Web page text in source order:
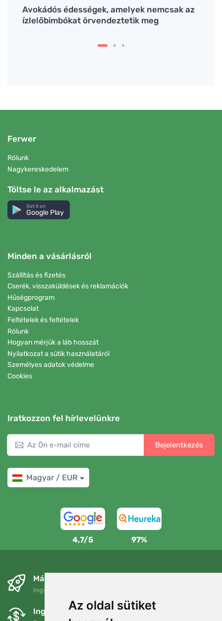
Az oldal sütiket
Avokádós édességek, amelyek nemcsak az
ízlelőbimbókat örvendeztetik meg
Ferwer
Rólunk
Nagykereskedelem
Töltse le az alkalmazást
Get it on
Google Play
Minden a vásárlásról
Szállítás és fizetés
Cserék, visszaküldések és reklamációk
Hűségprogram
Kapcsolat
Feltételek és feltételek
Rólunk
Hogyan mérjük a láb hosszát
Nyilatkozat a sütik használatáról
Személyes adatok védelme
Cookies
Iratkozzon fel hírlevelünkre
Bejelentkezés
Magyar / EUR
4,7/5 97%
Másnapra és ingyenesen
Ingyenes szállítás a következő összeg felett: 80 EUR
Ingyenes csere és visszaküldés